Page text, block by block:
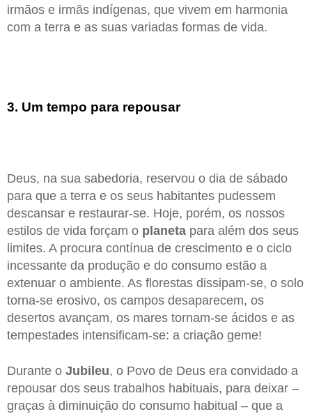
irmãos e irmãs indígenas, que vivem em harmonia
com a terra e as suas variadas formas de vida.
3. Um tempo para repousar
Deus, na sua sabedoria, reservou o dia de sábado
para que a terra e os seus habitantes pudessem
descansar e restaurar-se. Hoje, porém, os nossos
estilos de vida forçam o planeta para além dos seus
limites. A procura contínua de crescimento e o ciclo
incessante da produção e do consumo estão a
extenuar o ambiente. As florestas dissipam-se, o solo
torna-se erosivo, os campos desaparecem, os
desertos avançam, os mares tornam-se ácidos e as
tempestades intensificam-se: a criação geme!
Durante o Jubileu, o Povo de Deus era convidado a
repousar dos seus trabalhos habituais, para deixar –
graças à diminuição do consumo habitual – que a